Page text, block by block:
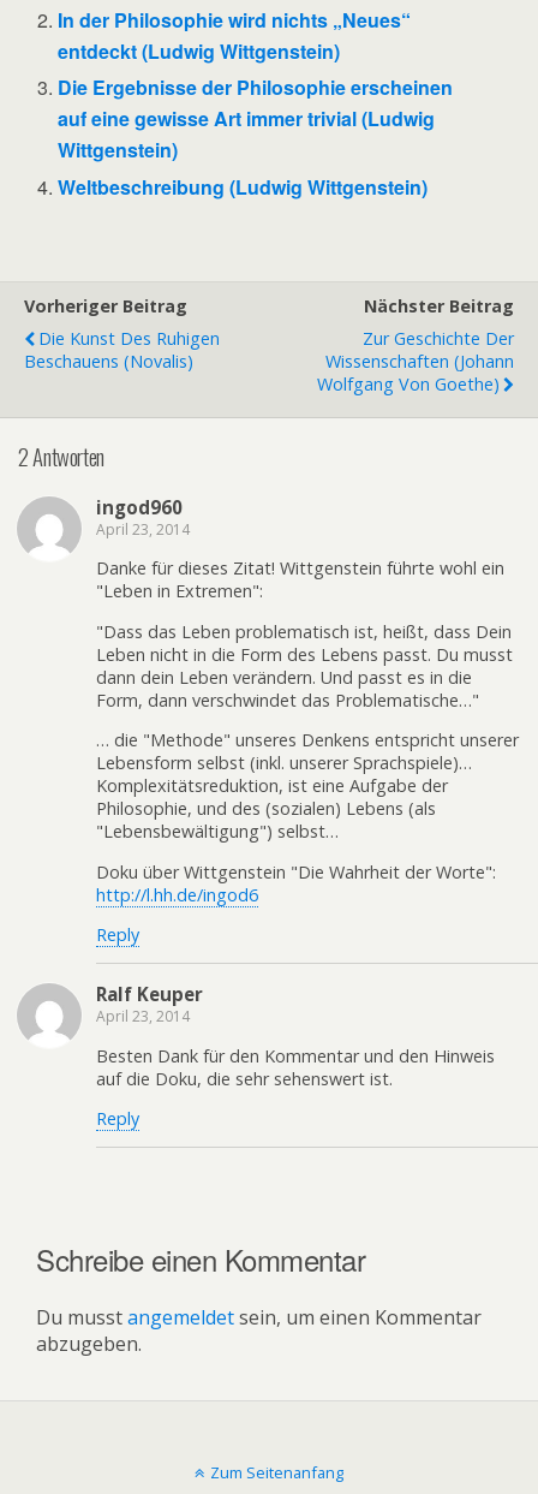
In der Philosophie wird nichts „Neues“
entdeckt (Ludwig Wittgenstein)
Die Ergebnisse der Philosophie erscheinen
auf eine gewisse Art immer trivial (Ludwig
Wittgenstein)
Weltbeschreibung (Ludwig Wittgenstein)
Vorheriger Beitrag
Die Kunst Des Ruhigen
Beschauens (Novalis)
Nächster Beitrag
Zur Geschichte Der
Wissenschaften (Johann
Wolfgang Von Goethe)
2 Antworten
ingod960
April 23, 2014
Danke für dieses Zitat! Wittgenstein führte wohl ein
"Leben in Extremen":
"Dass das Leben problematisch ist, heißt, dass Dein
Leben nicht in die Form des Lebens passt. Du musst
dann dein Leben verändern. Und passt es in die
Form, dann verschwindet das Problematische…"
… die "Methode" unseres Denkens entspricht unserer
Lebensform selbst (inkl. unserer Sprachspiele)…
Komplexitätsreduktion, ist eine Aufgabe der
Philosophie, und des (sozialen) Lebens (als
"Lebensbewältigung") selbst…
Doku über Wittgenstein "Die Wahrheit der Worte":
http://l.hh.de/ingod6
Reply
Ralf Keuper
April 23, 2014
Besten Dank für den Kommentar und den Hinweis
auf die Doku, die sehr sehenswert ist.
Reply
Schreibe einen Kommentar
Du musstangemeldetsein, um einen Kommentar
abzugeben.
Zum Seitenanfang